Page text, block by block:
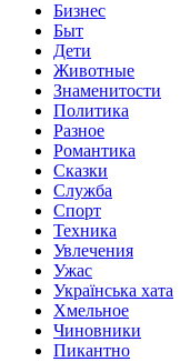
Бизнес
Быт
Дети
Животные
Знаменитости
Политика
Разное
Романтика
Сказки
Служба
Спорт
Техника
Увлечения
Ужас
Українська хата
Хмельное
Чиновники
Пикантно